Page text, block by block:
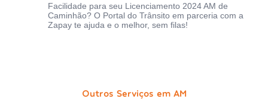
Facilidade para seu Licenciamento 2024 AM de
Caminhão? O Portal do Trânsito em parceria com a
Zapay te ajuda e o melhor, sem filas!
Outros Serviços em AM